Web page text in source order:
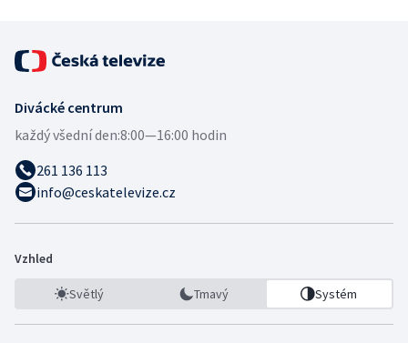
Divácké centrum
každý všední den:8:00—16:00 hodin
261 136 113
info@ceskatelevize.cz
Vzhled
Světlý Tmavý Systém